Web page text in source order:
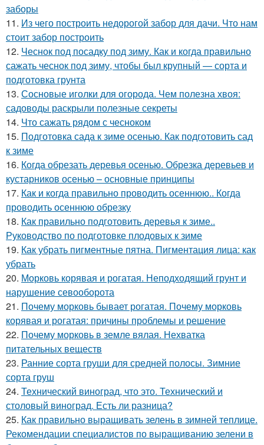
заборы
11. Из чего построить недорогой забор для дачи. Что нам
стоит забор построить
12. Чеснок под посадку под зиму. Как и когда правильно
сажать чеснок под зиму, чтобы был крупный — сорта и
подготовка грунта
13. Сосновые иголки для огорода. Чем полезна хвоя:
садоводы раскрыли полезные секреты
14. Что сажать рядом с чесноком
15. Подготовка сада к зиме осенью. Как подготовить сад
к зиме
16. Когда обрезать деревья осенью. Обрезка деревьев и
кустарников осенью – основные принципы
17. Как и когда правильно проводить осеннюю.. Когда
проводить осеннюю обрезку
18. Как правильно подготовить деревья к зиме..
Руководство по подготовке плодовых к зиме
19. Как убрать пигментные пятна. Пигментация лица: как
убрать
20. Морковь корявая и рогатая. Неподходящий грунт и
нарушение севооборота
21. Почему морковь бывает рогатая. Почему морковь
корявая и рогатая: причины проблемы и решение
22. Почему морковь в земле вялая. Нехватка
питательных веществ
23. Ранние сорта груши для средней полосы. Зимние
сорта груш
24. Технический виноград, что это. Технический и
столовый виноград. Есть ли разница?
25. Как правильно выращивать зелень в зимней теплице.
Рекомендации специалистов по выращиванию зелени в